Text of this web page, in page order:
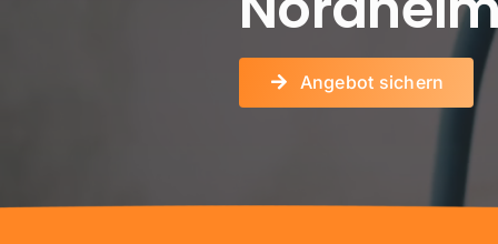
Angebot sichern